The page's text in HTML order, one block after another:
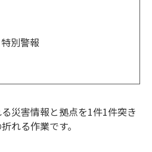
別警報
災害情報と拠点を1件1件突き
れる作業です。